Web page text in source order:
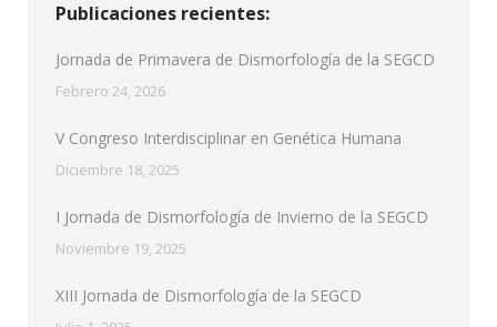
Publicaciones recientes:
Jornada de Primavera de Dismorfología de la SEGCD
Febrero 24, 2026
V Congreso Interdisciplinar en Genética Humana
Diciembre 18, 2025
I Jornada de Dismorfología de Invierno de la SEGCD
Noviembre 19, 2025
XIII Jornada de Dismorfología de la SEGCD